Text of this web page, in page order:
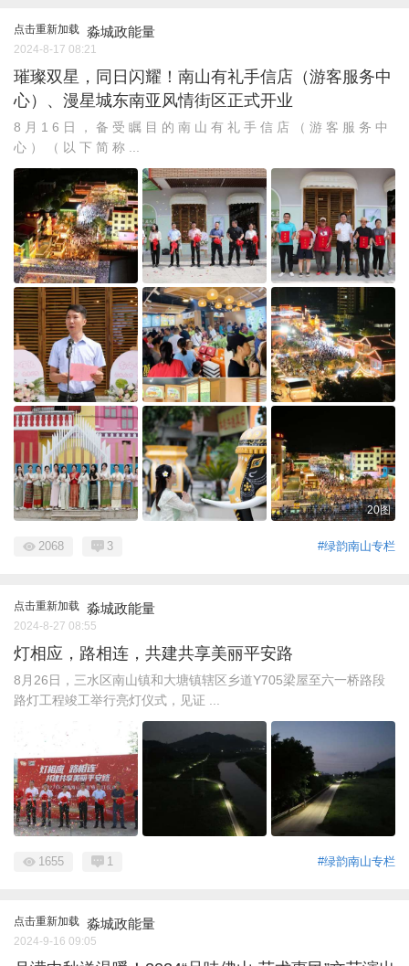
点击重新加载 淼城政能量
2024-8-17 08:21
璀璨双星，同日闪耀！南山有礼手信店（游客服务中
心）、漫星城东南亚风情街区正式开业
8 月 1 6 日 ， 备 受 瞩 目 的 南 山 有 礼 手 信 店 （ 游 客 服 务 中
心 ） （ 以 下 简 称 ...
20图
#绿韵南山专栏
2068 3
点击重新加载 淼城政能量
2024-8-27 08:55
灯相应，路相连，共建共享美丽平安路
8月26日，三水区南山镇和大塘镇辖区乡道Y705梁屋至六一桥路段
路灯工程竣工举行亮灯仪式，见证 ...
#绿韵南山专栏
1655 1
点击重新加载 淼城政能量
2024-9-16 09:05